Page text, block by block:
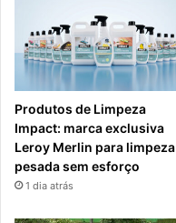
Produtos de Limpeza
Impact: marca exclusiva
Leroy Merlin para limpeza
pesada sem esforço
1 dia atrás